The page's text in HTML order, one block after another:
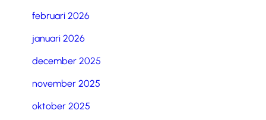
februari 2026
januari 2026
december 2025
november 2025
oktober 2025